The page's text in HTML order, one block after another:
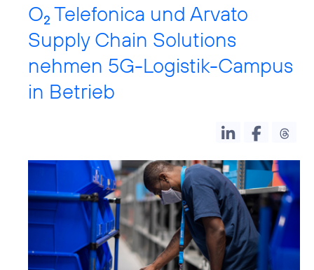
O2 Telefonica und Arvato
Supply Chain Solutions
nehmen 5G-Logistik-Campus
in Betrieb